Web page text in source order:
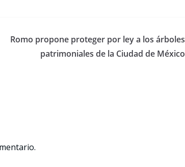
Romo propone proteger por ley a los árboles
patrimoniales de la Ciudad de México